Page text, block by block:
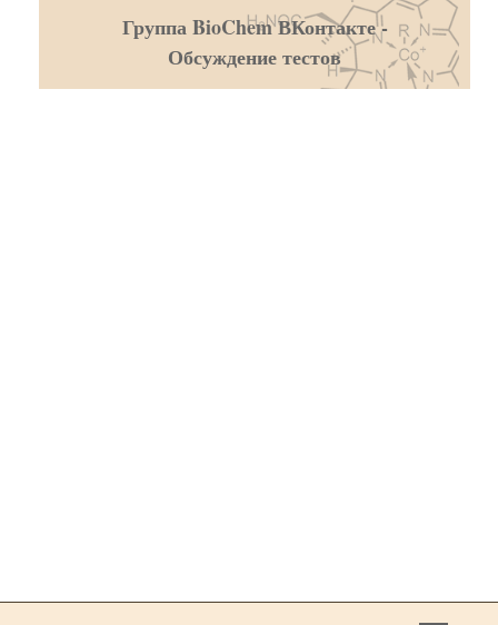
Группа BioChem ВКонтакте -
Обсуждение тестов